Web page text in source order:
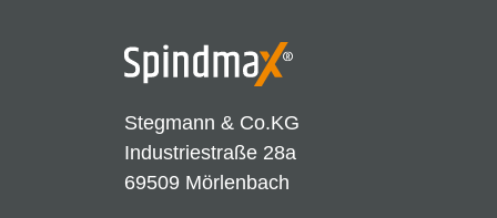
Stegmann & Co.KG
Industriestraße 28a
69509 Mörlenbach